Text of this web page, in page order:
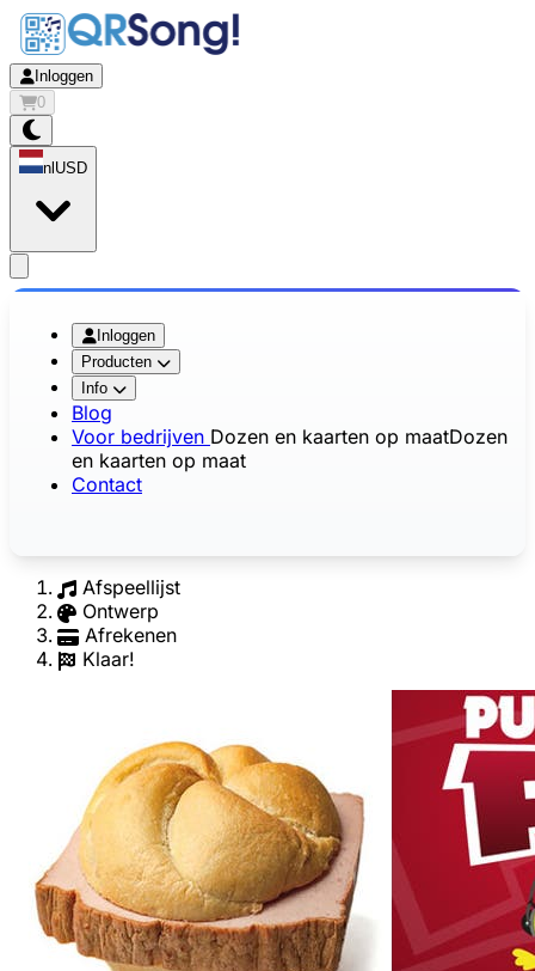
Inloggen
0
nl USD
Inloggen
Producten
Info
Blog
Voor bedrijven Dozen en kaarten op maatDozen
en kaarten op maat
Contact
Afspeellijst
Ontwerp
Afrekenen
Klaar!